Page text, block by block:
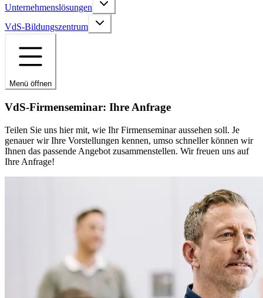
Unternehmenslösungen
VdS-Bildungszentrum
Menü öffnen
VdS-Firmenseminar: Ihre Anfrage
Teilen Sie uns hier mit, wie Ihr Firmenseminar aussehen soll. Je
genauer wir Ihre Vorstellungen kennen, umso schneller können wir
Ihnen das passende Angebot zusammenstellen. Wir freuen uns auf
Ihre Anfrage!